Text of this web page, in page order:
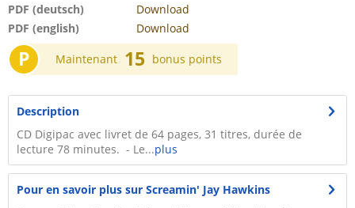
PDF (deutsch)
Download
PDF (english)
Download
P Maintenant 15 bonus points
Description
CD Digipac avec livret de 64 pages, 31 titres, durée de
lecture 78 minutes. - Le...plus
Pour en savoir plus sur Screamin' Jay Hawkins